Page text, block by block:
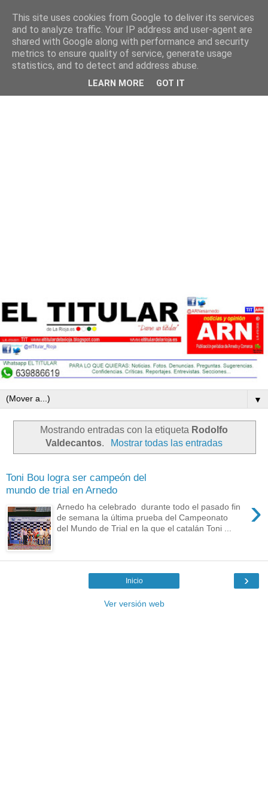
▼
Mostrando entradas con la etiqueta Rodolfo
Valdecantos. Mostrar todas las entradas
Toni Bou logra ser campeón del
mundo de trial en Arnedo
›
Arnedo ha celebrado durante todo el pasado fin
de semana la última prueba del Campeonato
del Mundo de Trial en la que el catalán Toni ...
›
Inicio
Ver versión web
This site uses cookies from Google to deliver its services
and to analyze traffic. Your IP address and user-agent are
shared with Google along with performance and security
metrics to ensure quality of service, generate usage
statistics, and to detect and address abuse.
LEARN MORE GOT IT